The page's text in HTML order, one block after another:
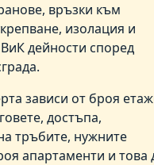
връзки към
изолация и
дейности според
зависи от броя
достъпа,
тръбите, нужните
апартаменти и това